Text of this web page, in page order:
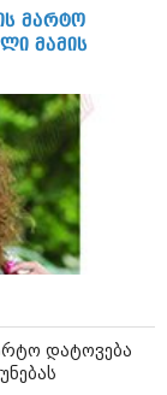
მარტო
მამის
დატოვება